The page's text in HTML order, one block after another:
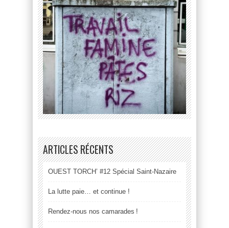
ARTICLES RÉCENTS
OUEST TORCH’ #12 Spécial Saint-Nazaire
La lutte paie… et continue !
Rendez-nous nos camarades !